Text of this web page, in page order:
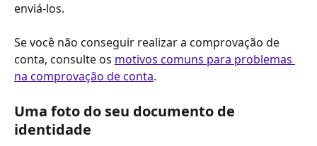
enviá-los.
Se você não conseguir realizar a comprovação de
conta, consulte os motivos comuns para problemas
na comprovação de conta.
Uma foto do seu documento de
identidade